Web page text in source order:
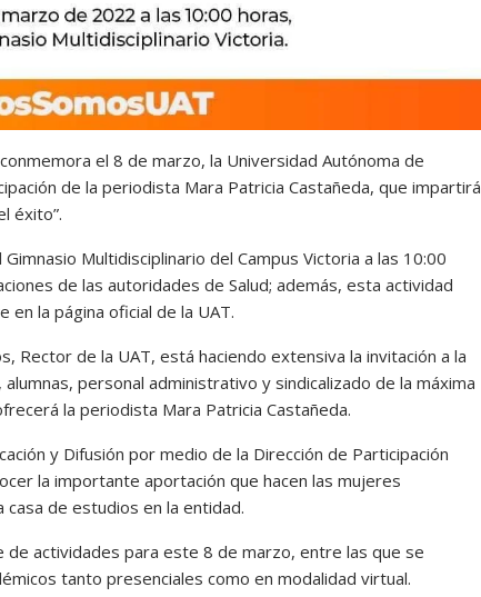
el 8 de marzo, la Universidad Autónoma de
de la periodista Mara Patricia Castañeda, que impartirá
éxito”.
Multidisciplinario del Campus Victoria a las 10:00
de las autoridades de Salud; además, esta actividad
la página oficial de la UAT.
Rector de la UAT, está haciendo extensiva la invitación a la
personal administrativo y sindicalizado de la máxima
la periodista Mara Patricia Castañeda.
y Difusión por medio de la Dirección de Participación
la importante aportación que hacen las mujeres
de estudios en la entidad.
actividades para este 8 de marzo, entre las que se
tanto presenciales como en modalidad virtual.